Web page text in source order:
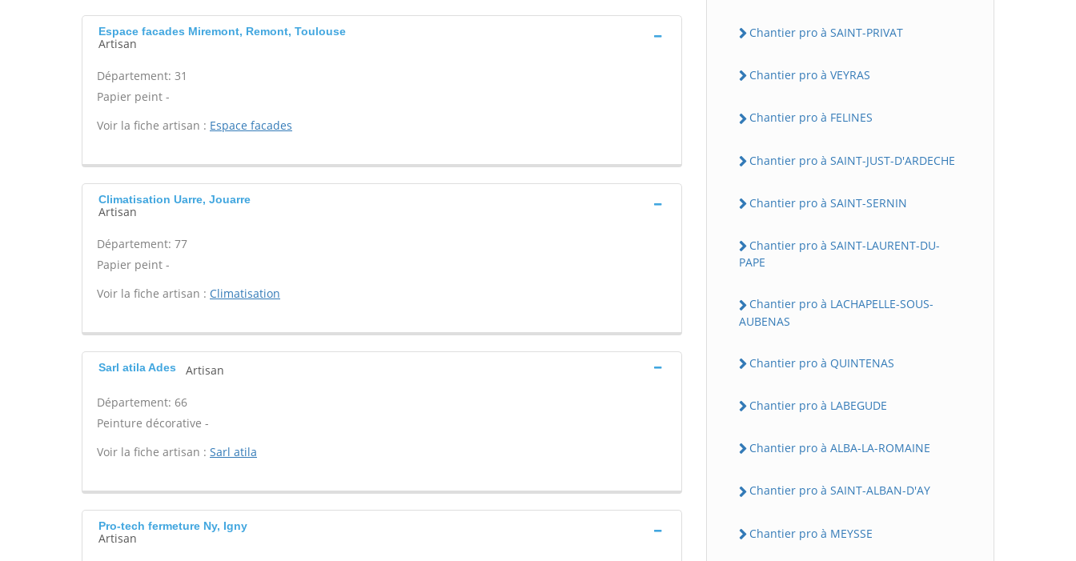
Espace facades Miremont, Remont, Toulouse
Artisan
Département: 31
Papier peint -
Voir la fiche artisan : Espace facades
Climatisation Uarre, Jouarre
Artisan
Département: 77
Papier peint -
Voir la fiche artisan : Climatisation
Sarl atila Ades Artisan
Département: 66
Peinture décorative -
Voir la fiche artisan : Sarl atila
Pro-tech fermeture Ny, Igny
Artisan
Chantier pro à SAINT-PRIVAT
Chantier pro à VEYRAS
Chantier pro à FELINES
Chantier pro à SAINT-JUST-D'ARDECHE
Chantier pro à SAINT-SERNIN
Chantier pro à SAINT-LAURENT-DU-
PAPE
Chantier pro à LACHAPELLE-SOUS-
AUBENAS
Chantier pro à QUINTENAS
Chantier pro à LABEGUDE
Chantier pro à ALBA-LA-ROMAINE
Chantier pro à SAINT-ALBAN-D'AY
Chantier pro à MEYSSE